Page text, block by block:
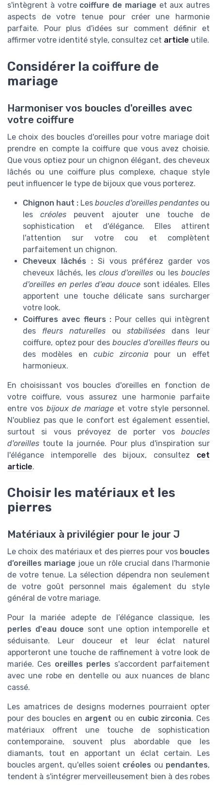
s'intègrent à votre coiffure de mariage et aux autres
aspects de votre tenue pour créer une harmonie
parfaite. Pour plus d'idées sur comment définir et
affirmer votre identité style, consultez cet article utile.
Considérer la coiffure de
mariage
Harmoniser vos boucles d'oreilles avec
votre coiffure
Le choix des boucles d'oreilles pour votre mariage doit
prendre en compte la coiffure que vous avez choisie.
Que vous optiez pour un chignon élégant, des cheveux
lâchés ou une coiffure plus complexe, chaque style
peut influencer le type de bijoux que vous porterez.
Chignon haut : Les boucles d'oreilles pendantes ou
lescréoles peuvent ajouter une touche de
sophistication et d'élégance. Elles attirent
l'attention sur votre cou et complètent
parfaitement un chignon.
Cheveux lâchés : Si vous préférez garder vos
cheveux lâchés, les clous d'oreilles ou les boucles
d'oreilles en perles d'eau douce sont idéales. Elles
apportent une touche délicate sans surcharger
votre look.
Coiffures avec fleurs :Pour celles qui intègrent
des fleurs naturellesoustabilisées dans leur
coiffure, optez pour des boucles d'oreilles fleurs ou
des modèles en cubic zirconia pour un effet
harmonieux.
En choisissant vos boucles d'oreilles en fonction de
votre coiffure, vous assurez une harmonie parfaite
entre vos bijoux de mariage et votre style personnel.
N'oubliez pas que le confort est également essentiel,
surtout si vous prévoyez de porter vos boucles
d'oreilles toute la journée. Pour plus d'inspiration sur
l'élégance intemporelle des bijoux, consultez cet
article.
Choisir les matériaux et les
pierres
Matériaux à privilégier pour le jour J
Le choix des matériaux et des pierres pour vos boucles
d’oreilles mariage joue un rôle crucial dans l'harmonie
de votre tenue. La sélection dépendra non seulement
de votre goût personnel mais également du style
général de votre mariage.
Pour la mariée adepte de l’élégance classique, les
perles d'eau douce sont une option intemporelle et
séduisante. Leur douceur et leur éclat naturel
apporteront une touche de raffinement à votre look de
mariée. Ces oreilles perles s'accordent parfaitement
avec une robe en dentelle ou aux nuances de blanc
cassé.
Les amatrices de designs modernes pourraient opter
pour des boucles en argent ou en cubic zirconia. Ces
matériaux offrent une touche de sophistication
contemporaine, souvent plus abordable que les
diamants, tout en apportant un éclat certain. Les
boucles argent, qu'elles soient créoles ou pendantes,
tendent à s'intégrer merveilleusement bien à des robes